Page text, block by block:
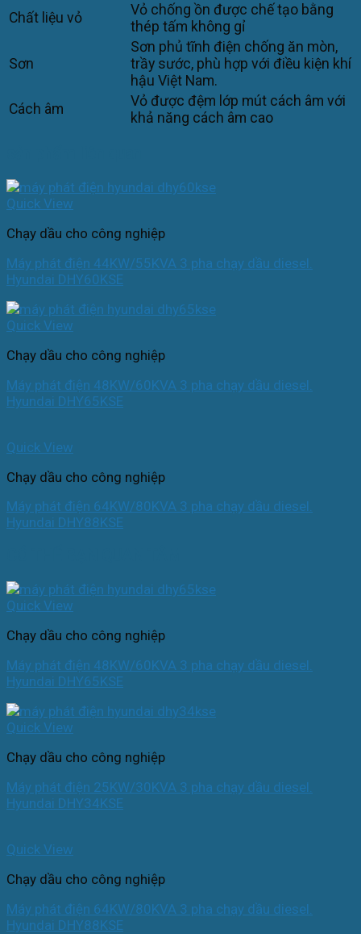
Chất liệu vỏ
Vỏ chống ồn được chế tạo bằng
thép tấm không gỉ
Sơn
Sơn phủ tĩnh điện chống ăn mòn,
trầy sước, phù hợp với điều kiện khí
hậu Việt Nam.
Cách âm
Vỏ được đệm lớp mút cách âm với
khả năng cách âm cao
Quick View
Chạy dầu cho công nghiệp
Máy phát điện 44KW/55KVA 3 pha chạy dầu diesel.
Hyundai DHY60KSE
Quick View
Chạy dầu cho công nghiệp
Máy phát điện 48KW/60KVA 3 pha chạy dầu diesel.
Hyundai DHY65KSE
Quick View
Chạy dầu cho công nghiệp
Máy phát điện 64KW/80KVA 3 pha chạy dầu diesel.
Hyundai DHY88KSE
Quick View
Chạy dầu cho công nghiệp
Máy phát điện 48KW/60KVA 3 pha chạy dầu diesel.
Hyundai DHY65KSE
Quick View
Chạy dầu cho công nghiệp
Máy phát điện 25KW/30KVA 3 pha chạy dầu diesel.
Hyundai DHY34KSE
Quick View
Chạy dầu cho công nghiệp
Máy phát điện 64KW/80KVA 3 pha chạy dầu diesel.
Hyundai DHY88KSE